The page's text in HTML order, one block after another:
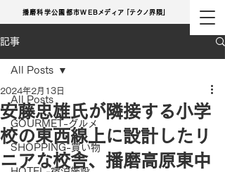
播磨科学公園都市WE Bメディ ア「テクノ界隈」
記事
All Posts
GOURMET-グルメ
SHOPPING-買い物
All Posts
安藤忠雄氏が隣接する小学
校の東西線上に設計したリ
ニアな校舎、播磨高原東中
2024年2月13日